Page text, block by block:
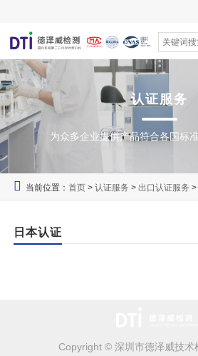
认证服务
为众多企业提供产品符合各国标
当前位置：首页 >认证服务 >出口认证服务 >
日本认证
Copyright © 深圳市德泽威技术